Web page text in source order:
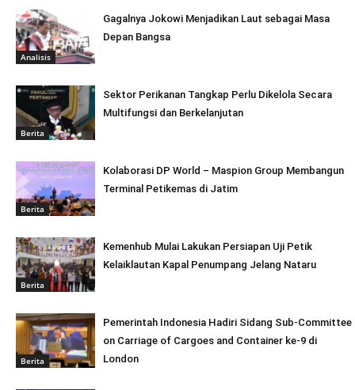
Analisis
Gagalnya Jokowi Menjadikan Laut sebagai Masa
Depan Bangsa
Berita
Sektor Perikanan Tangkap Perlu Dikelola Secara
Multifungsi dan Berkelanjutan
Berita
Kolaborasi DP World – Maspion Group Membangun
Terminal Petikemas di Jatim
Berita
Kemenhub Mulai Lakukan Persiapan Uji Petik
Kelaiklautan Kapal Penumpang Jelang Nataru
Berita
Pemerintah Indonesia Hadiri Sidang Sub-Committee
on Carriage of Cargoes and Container ke-9 di
London